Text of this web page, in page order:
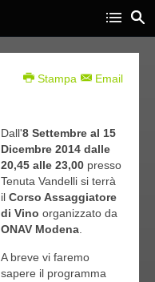
Email
Stampa
Dall'8 Settembre al 15
Dicembre 2014 dalle
20,45 alle 23,00 presso
Tenuta Vandelli si terrà
il Corso Assaggiatore
di Vino organizzato da
ONAV Modena
A breve vi faremo
sapere il programma